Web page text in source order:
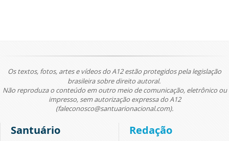
Os textos, fotos, artes e vídeos do A12 estão protegidos pela legislação
brasileira sobre direito autoral.
Não reproduza o conteúdo em outro meio de comunicação, eletrônico ou
impresso, sem autorização expressa do A12
(faleconosco@santuarionacional.com).
Santuário Redação